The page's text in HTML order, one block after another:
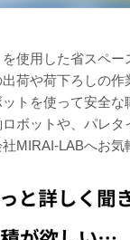
使用した省スペ
荷や荷下ろしの
トを使って安全
ボットや、パレタ
MIRAI-LABへお気